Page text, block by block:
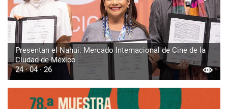
Presentan el Nahui: Mercado Internacional de Cine de la
Ciudad de México
24 · 04 · 26